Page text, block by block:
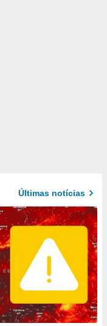
Últimas notícias